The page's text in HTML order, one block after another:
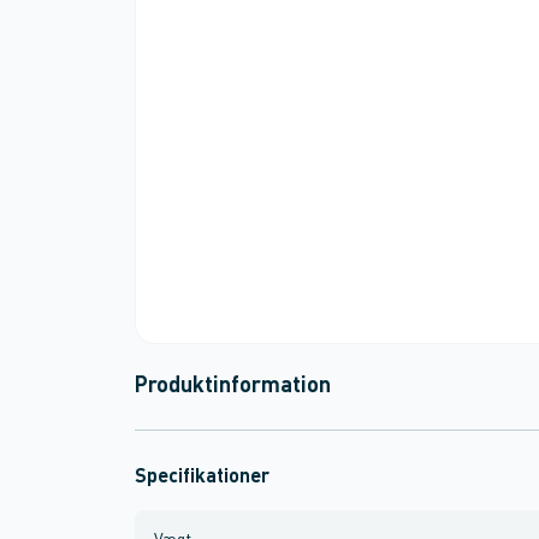
Produktinformation
Specifikationer